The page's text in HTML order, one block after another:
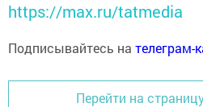
https://max.ru/tatmedia
Подписывайтесь на телеграм-
Перейти на